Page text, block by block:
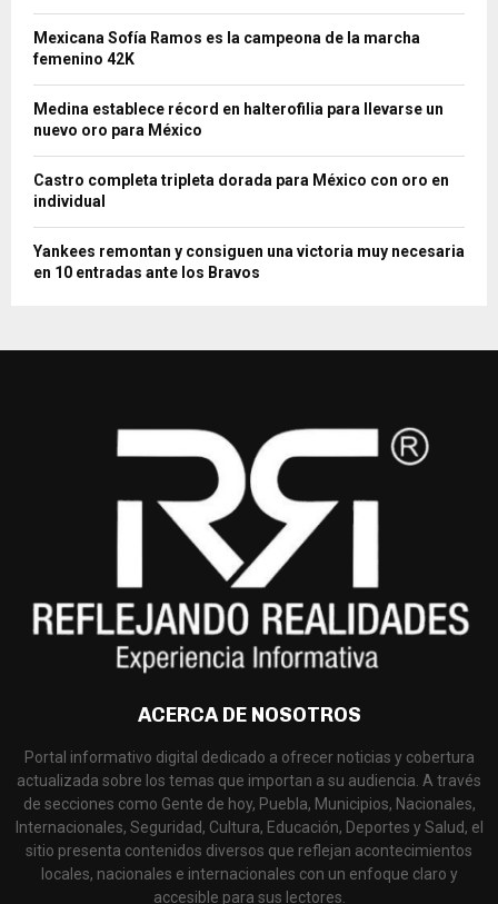
Mexicana Sofía Ramos es la campeona de la marcha
femenino 42K
Medina establece récord en halterofilia para llevarse un
nuevo oro para México
Castro completa tripleta dorada para México con oro en
individual
Yankees remontan y consiguen una victoria muy necesaria
en 10 entradas ante los Bravos
ACERCA DE NOSOTROS
Portal informativo digital dedicado a ofrecer noticias y cobertura
actualizada sobre los temas que importan a su audiencia. A través
de secciones como Gente de hoy, Puebla, Municipios, Nacionales,
Internacionales, Seguridad, Cultura, Educación, Deportes y Salud, el
sitio presenta contenidos diversos que reflejan acontecimientos
locales, nacionales e internacionales con un enfoque claro y
accesible para sus lectores.